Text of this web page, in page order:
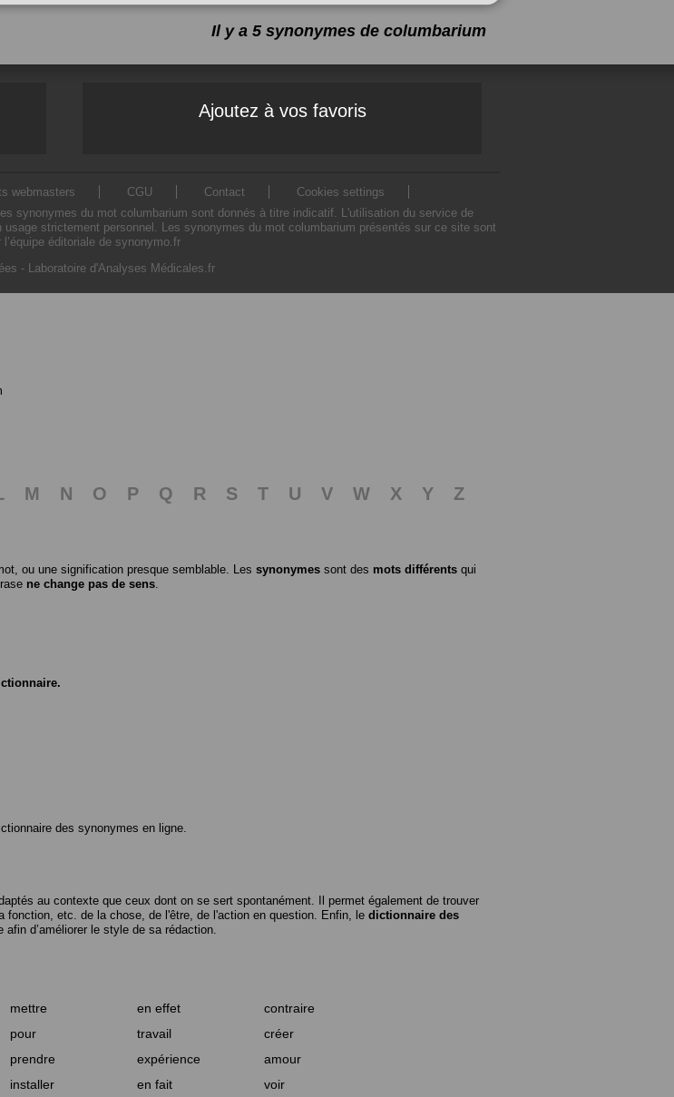
Il y a 5 synonymes de columbarium
Ajoutez à vos favoris
webmasters CGU Contact
Cookies settings
synonymes du mot columbarium sont donnés à titre indicatif. L'utilisation du service de
strictement personnel. Les synonymes du mot columbarium présentés sur ce site sont
l’équipe éditoriale de synonymo.fr
- Laboratoire d'Analyses Médicales.fr
M N O P Q R S T U V W X Y
Z
ou une signification presque semblable. Les synonymes sont des mots différents qui
ne change pas de sens
des synonymes en ligne.
au contexte que ceux dont on se sert spontanément. Il permet également de trouver
etc. de la chose, de l'être, de l'action en question. Enfin, le dictionnaire des
d’améliorer le style de sa rédaction.
mettre en effet
contraire
pour travail
créer
prendre expérience
amour
installer en fait voir